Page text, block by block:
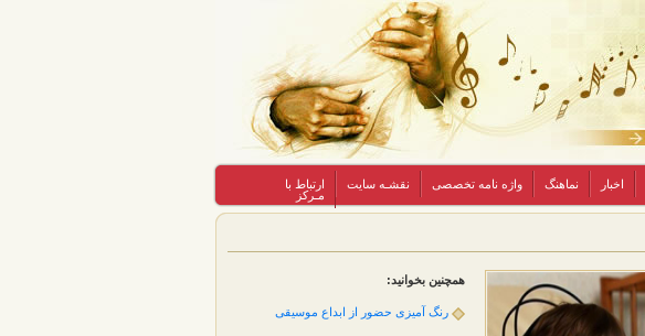
اخبار نماهنگ واژه نامه تخصصی نقشـه سایت
ارتباط با
مـرکز
همچنین بخوانید:
رنگ آمیزی حضور از ابداع موسیقی